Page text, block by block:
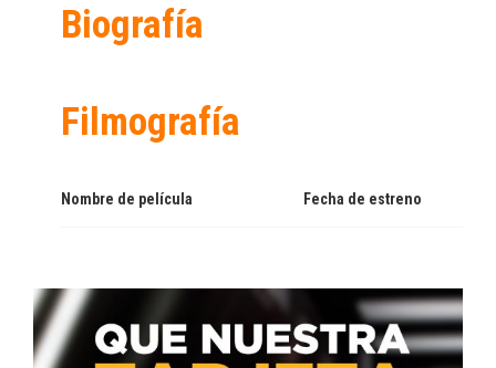
Biografía
Filmografía
Nombre de película Fecha de estreno